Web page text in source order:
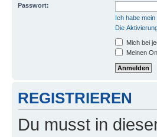
Passwort:
Ich habe
Die
Mich bei
Meinen
REGISTRIEREN
Du musst in